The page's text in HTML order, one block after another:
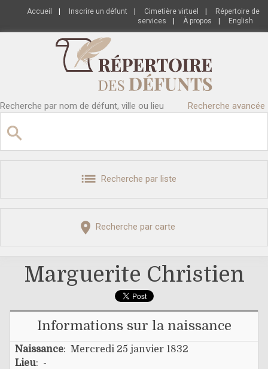
Accueil Inscrire un défunt Cimetière virtuel
Répertoire de
services
À propos English
Recherche par nom de défunt, ville ou lieu Recherche avancée
Recherche par liste
Recherche par carte
Marguerite Christien
Informations sur la naissance
Naissance: Mercredi 25 janvier 1832
Lieu: -